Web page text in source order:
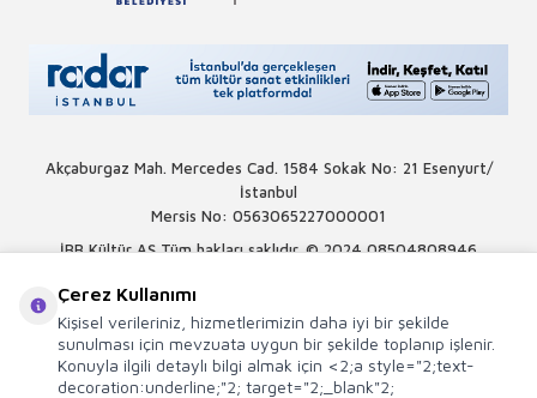
Akçaburgaz Mah. Mercedes Cad. 1584 Sokak No: 21 Esenyurt/
İstanbul
Mersis No: 0563065227000001
İBB Kültür AŞ Tüm hakları saklıdır. © 2024 08504808946
Çerez Kullanımı
Kişisel verileriniz, hizmetlerimizin daha iyi bir şekilde
sunulması için mevzuata uygun bir şekilde toplanıp işlenir.
Konuyla ilgili detaylı bilgi almak için <2;a style="2;text-
decoration:underline;"2; target="2;_blank"2;